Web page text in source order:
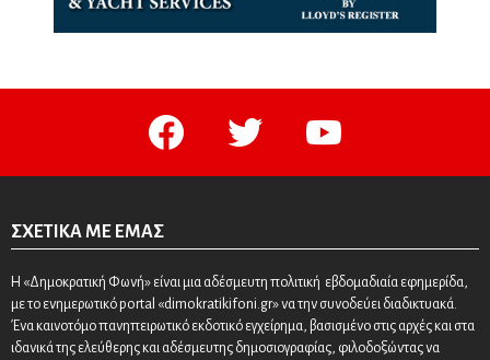
facebook twitter youtube
ΣΧΕΤΙΚΆ ΜΕ ΕΜΆΣ
Η «Δημοκρατική Φωνή» είναι μια αδέσμευτη πολιτική εβδομαδιαία εφημερίδα,
με το ενημερωτικό portal «dimokratikifoni.gr» να την συνοδεύει διαδικτυακά.
Ένα καινοτόμο πανηπειρωτικό εκδοτικό εγχείρημα, βασισμένο στις αρχές και στα
ιδανικά της ελεύθερης και αδέσμευτης δημοσιογραφίας, φιλοδοξώντας να